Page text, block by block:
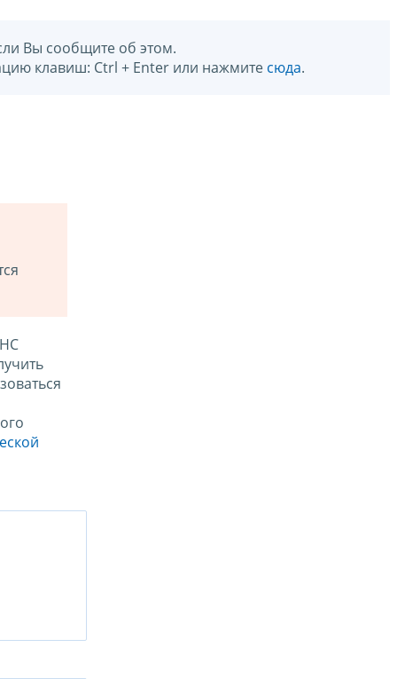
Вы сообщите об этом.
клавиш: Ctrl + Enter или нажмите сюда.